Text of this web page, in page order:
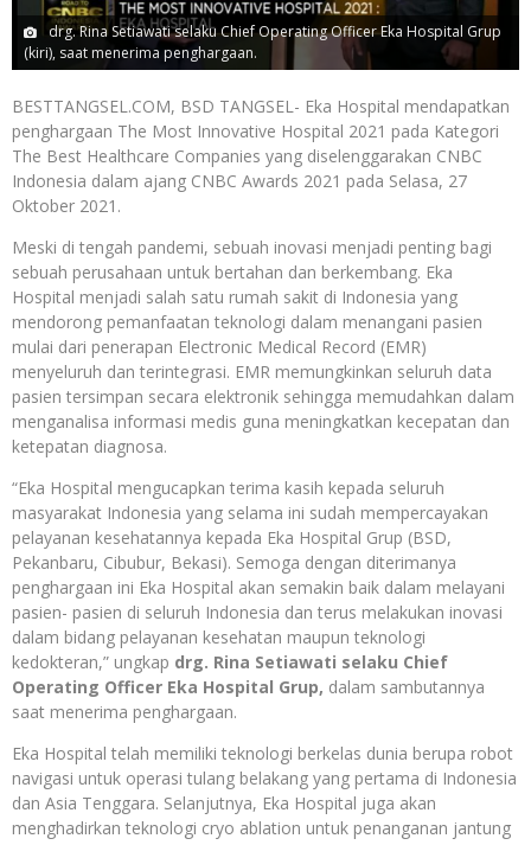
drg. Rina Setiawati selaku Chief Operating Officer Eka Hospital Grup
(kiri), saat menerima penghargaan.
BESTTANGSEL.COM, BSD TANGSEL- Eka Hospital mendapatkan
penghargaan The Most Innovative Hospital 2021 pada Kategori
The Best Healthcare Companies yang diselenggarakan CNBC
Indonesia dalam ajang CNBC Awards 2021 pada Selasa, 27
Oktober 2021.
Meski di tengah pandemi, sebuah inovasi menjadi penting bagi
sebuah perusahaan untuk bertahan dan berkembang. Eka
Hospital menjadi salah satu rumah sakit di Indonesia yang
mendorong pemanfaatan teknologi dalam menangani pasien
mulai dari penerapan Electronic Medical Record (EMR)
menyeluruh dan terintegrasi. EMR memungkinkan seluruh data
pasien tersimpan secara elektronik sehingga memudahkan dalam
menganalisa informasi medis guna meningkatkan kecepatan dan
ketepatan diagnosa.
“Eka Hospital mengucapkan terima kasih kepada seluruh
masyarakat Indonesia yang selama ini sudah mempercayakan
pelayanan kesehatannya kepada Eka Hospital Grup (BSD,
Pekanbaru, Cibubur, Bekasi). Semoga dengan diterimanya
penghargaan ini Eka Hospital akan semakin baik dalam melayani
pasien- pasien di seluruh Indonesia dan terus melakukan inovasi
dalam bidang pelayanan kesehatan maupun teknologi
kedokteran,” ungkap drg. Rina Setiawati selaku Chief
Operating Officer Eka Hospital Grup, dalam sambutannya
saat menerima penghargaan.
Eka Hospital telah memiliki teknologi berkelas dunia berupa robot
navigasi untuk operasi tulang belakang yang pertama di Indonesia
dan Asia Tenggara. Selanjutnya, Eka Hospital juga akan
menghadirkan teknologi cryo ablation untuk penanganan jantung